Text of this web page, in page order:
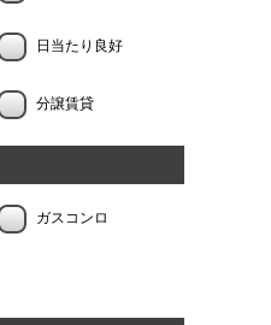
日当たり良好
分譲賃貸
ガスコンロ